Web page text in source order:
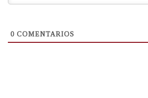
0 COMENTARIOS